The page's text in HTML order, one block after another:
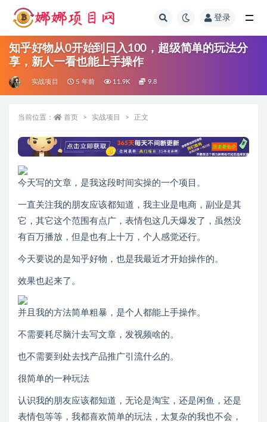
登录
知乎好物从0开始到日入100，超级简单的玩法分
享，新人一看也能上手操作
实战项目 5 年前 11.9K 9.8
当前位置： 首页 实战项目 正文
今天写的文章，是我这段时间实操的一个项目。
一直关注我的朋友应该都知道，我主业是电商，副业是其
它，其它这个范围有点广，表情包这几天爆发了，虽然没
有百万播放，但是也有上十万，个人感觉还行。
今天要说的是知乎好物，也是我最近才开始操作的。
效果也起来了。
并且我的方法简单粗暴，是个人都能上手操作。
不需要耗尽脑汁去写文章，发视频啥的。
也不需要到处去找产品推广引流什么的。
很简单的一种玩法
认识我的朋友应该都知道，无论是淘宝，还是闲鱼，还是
表情包等等，我都喜欢简单的玩法，太复杂的我也不会，